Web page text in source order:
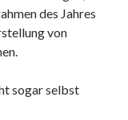
des Jahres
von
sogar selbst